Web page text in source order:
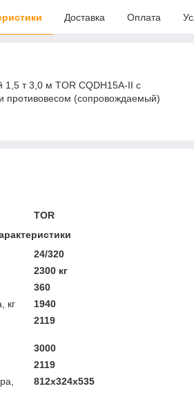
Доставка Оплата
т 3,0 м TOR CQDH15A-II с
противовесом (сопровождаемый)
TOR
24/320
2300 кг
360
кг
1940
2119
3000
2119
812х324х535